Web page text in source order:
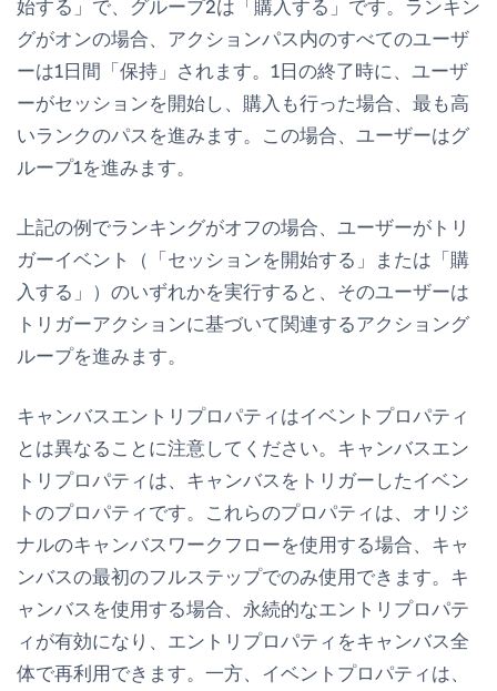
始する」で、グループ2は「購入する」です。 ランキン
グがオンの場合、アクションパス内のすべてのユーザ
ーは1日間「保持」されます。1日の終了時に、ユーザ
ーがセッションを開始し、購入も行った場合、最も高
いランクのパスを進みます。この場合、ユーザーはグ
ループ1を進みます。
上記の例でランキングがオフの場合、ユーザーがトリ
ガーイベント（「セッションを開始する」または「購
入する」）のいずれかを実行すると、そのユーザーは
トリガーアクションに基づいて関連するアクショング
ループを進みます。
キャンバスエントリプロパティはイベントプロパティ
とは異なることに注意してください。キャンバスエン
トリプロパティは、キャンバスをトリガーしたイベン
トのプロパティです。これらのプロパティは、オリジ
ナルのキャンバスワークフローを使用する場合、キャ
ンバスの最初のフルステップでのみ使用できます。キ
ャンバスを使用する場合、永続的なエントリプロパテ
ィが有効になり、エントリプロパティをキャンバス全
体で再利用できます。一方、イベントプロパティは、